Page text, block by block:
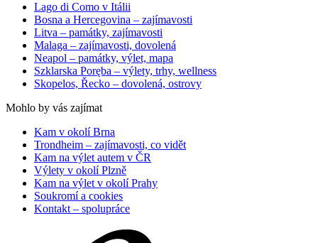
Lago di Como v Itálii
Bosna a Hercegovina – zajímavosti
Litva – památky, zajímavosti
Malaga – zajímavosti, dovolená
Neapol – památky, výlet, mapa
Szklarska Poręba – výlety, trhy, wellness
Skopelos, Řecko – dovolená, ostrovy
Mohlo by vás zajímat
Kam v okolí Brna
Trondheim – zajímavosti, co vidět
Kam na výlet autem v ČR
Výlety v okolí Plzně
Kam na výlet v okolí Prahy
Soukromí a cookies
Kontakt – spolupráce